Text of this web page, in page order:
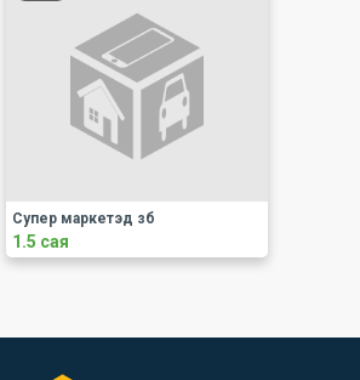
Супер маркетэд зб
1.5 сая